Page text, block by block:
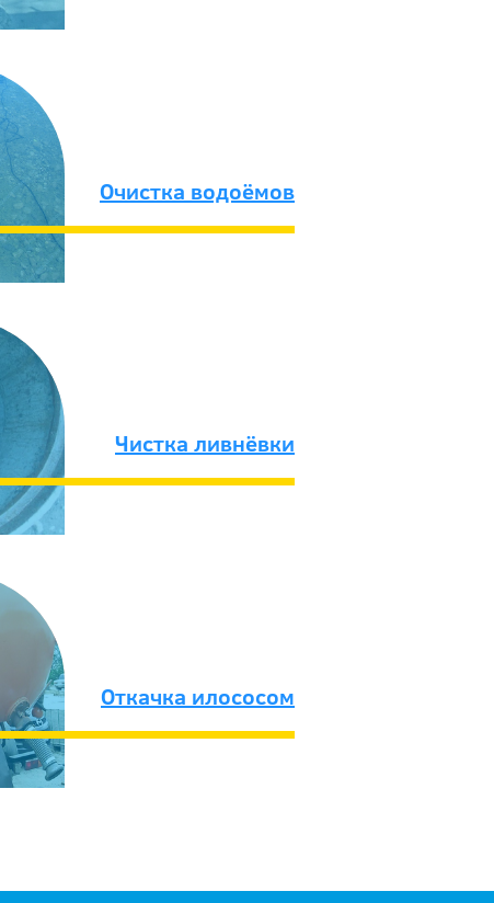
Очистка водоёмов
Чистка ливнёвки
Откачка илососом